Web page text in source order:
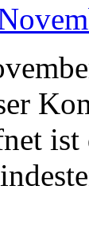
ist